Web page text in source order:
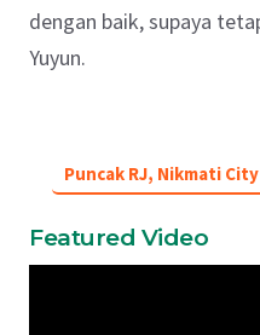
dengan baik, supaya
Yuyun.
Puncak RJ, Nikmati
Featured Video